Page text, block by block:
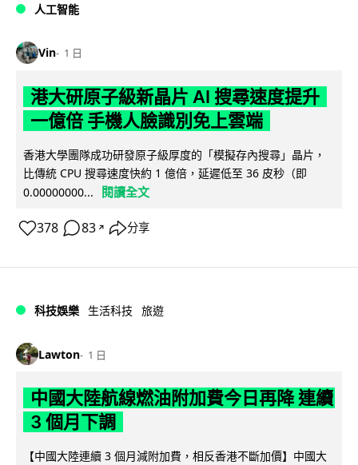
人工智能
Vin 1 日
港大研原子級新晶片 AI 搜尋速度提升
一億倍 手機人臉識別免上雲端
香港大學團隊成功研發原子級厚度的「模擬存內搜尋」晶片，
比傳統 CPU 搜尋速度快約 1 億倍，延遲低至 36 皮秒（即
0.00000000...
閱讀全文
378 83 ↗ 分享
科技娛樂 生活科技 旅遊
Lawton 1 日
中國大陸航線燃油附加費今日再降 連續
3 個月下調
【中國大陸連續 3 個月減附加費，相反香港不斷加價】中國大